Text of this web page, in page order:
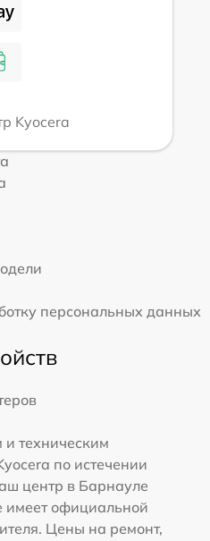
Kyocera
персональных данных
техническим
по истечении
центр в Барнауле
имеет официальной
Цены на ремонт,